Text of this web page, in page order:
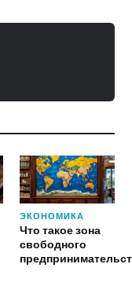
ЭКОНОМИКА
Что такое зона
свободного